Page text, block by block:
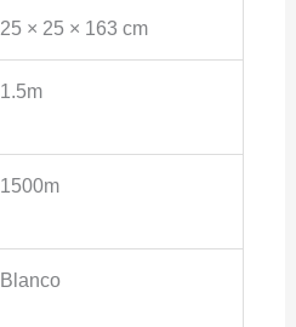
25 × 25 × 163 cm
1.5m
1500m
Blanco